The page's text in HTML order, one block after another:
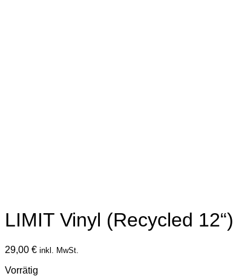
LIMIT Vinyl (Recycled 12“)
29,00 € inkl. MwSt.
Vorrätig